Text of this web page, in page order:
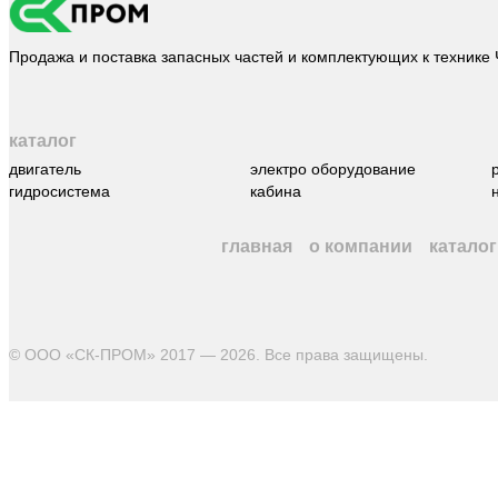
Продажа и поставка запасных частей и комплектующих к
каталог
двигатель электро оборудование
гидросистема
кабина
главная о компании каталог
© ООО «СК-ПРОМ» 2017 — 2026. Все права защищены.